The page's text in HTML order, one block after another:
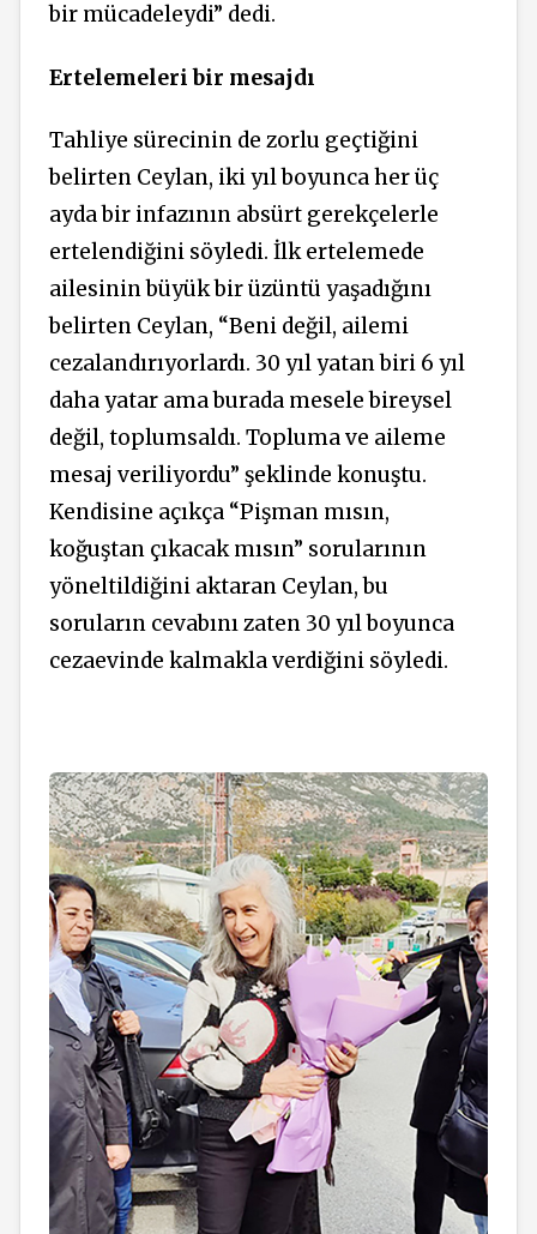
bir mücadeleydi” dedi.
Ertelemeleri bir mesajdı
Tahliye sürecinin de zorlu geçtiğini
belirten Ceylan, iki yıl boyunca her üç
ayda bir infazının absürt gerekçelerle
ertelendiğini söyledi. İlk ertelemede
ailesinin büyük bir üzüntü yaşadığını
belirten Ceylan, “Beni değil, ailemi
cezalandırıyorlardı. 30 yıl yatan biri 6 yıl
daha yatar ama burada mesele bireysel
değil, toplumsaldı. Topluma ve aileme
mesaj veriliyordu” şeklinde konuştu.
Kendisine açıkça “Pişman mısın,
koğuştan çıkacak mısın” sorularının
yöneltildiğini aktaran Ceylan, bu
soruların cevabını zaten 30 yıl boyunca
cezaevinde kalmakla verdiğini söyledi.